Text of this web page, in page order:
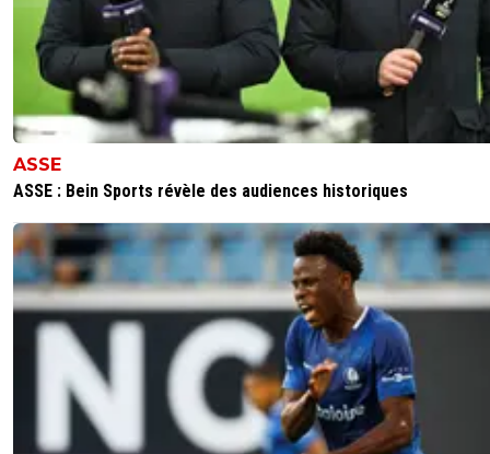
ASSE
ASSE : Bein Sports révèle des audiences historiques